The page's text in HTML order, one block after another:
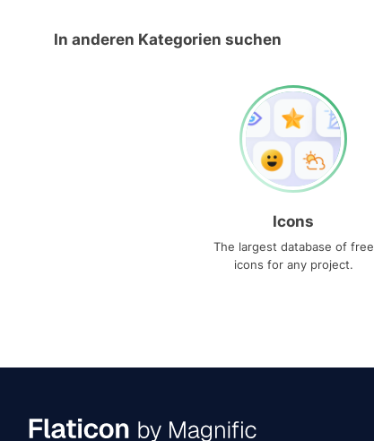
In anderen Kategorien suchen
Icons
The largest database of free
icons for any project.